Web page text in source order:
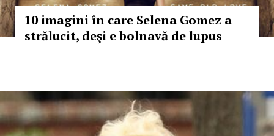
10 imagini în care Selena Gomez a
strălucit, deşi e bolnavă de lupus